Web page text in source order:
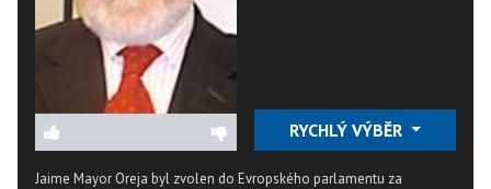
RYCHLÝ VÝBĚR
Jaime Mayor Oreja byl zvolen do Evropského parlamentu za